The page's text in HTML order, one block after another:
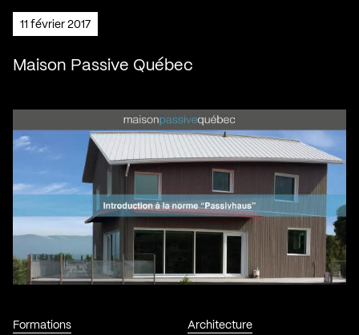
11 février 2017
Maison Passive Québec
Formations Architecture